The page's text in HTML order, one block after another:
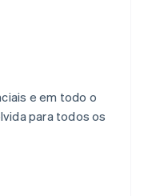
e em todo o
para todos os